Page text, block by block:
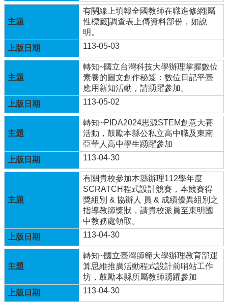
設
幼
兒
園
臉
書
回
頁
站
覽
雲
縣
教
網
114
全
運
動
有關線上填報全國教師在職進修網[屬
性標籤]調查表上傳資料部份，如說
明。
113-05-03
轉知~國立台灣科技大學辦理掌握數位
素養的圖文創作秘笈：數位日記平臺
應用新知活動，請踴躍參加。
113-05-02
轉知~PIDA2024思源STEM創意大賽
活動，鼓勵本縣公私立高中職及東南
亞華人高中學生踴躍參加
113-04-30
有關貴校參加本縣辦理112學年度
SCRATCH程式設計競賽，本競賽得
獎組別 & 協辦人 員 & 成績優異組別之
指導教師獎狀，請貴校派員至東明國
中教務處領取。
113-04-30
轉知~國立臺灣師範大學辦理教育部運
算思維推廣活動程式設計前哨站工作
坊，鼓勵本縣所屬教師踴躍參加
113-04-30